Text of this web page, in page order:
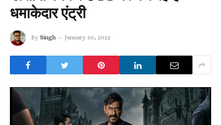
धमाकेदार एंट्री
By Singh January 30, 2022